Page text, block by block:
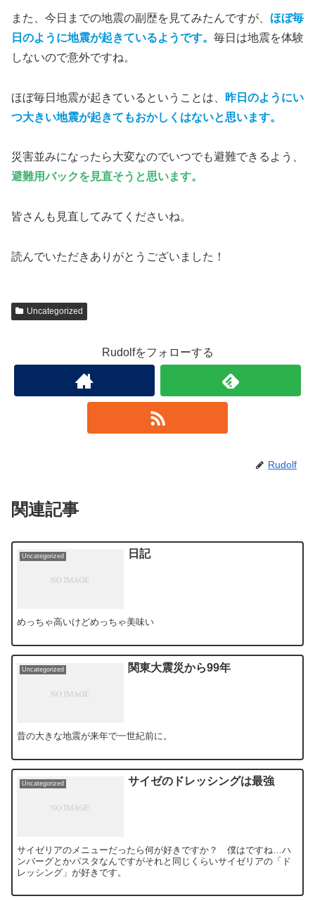
また、今日までの地震の副歴を見てみたんですが、 ほぼ毎
日のように地震が起きているようです。 毎日は地震を体験
しないので意外ですね。
ほぼ毎日地震が起きているということは、
昨日のようにい
つ大きい地震が起きてもおかしくはないと思います。
災害並みになったら大変なのでいつでも避難できるよう、
避難用バックを見直そうと思います。
皆さんも見直してみてくださいね。
読んでいただきありがとうございました！
Uncategorized
Rudolfをフォローする
Rudolf
関連記事
Uncategorized 日記
めっちゃ高いけどめっちゃ美味い
Uncategorized 関東大震災から99年
昔の大きな地震が来年で一世紀前に。
Uncategorized サイゼのドレッシングは最強
サイゼリアのメニューだったら何が好きですか？ 僕はですね…ハ
ンバーグとかパスタなんですがそれと同じくらいサイゼリアの「ド
レッシング」が好きです。